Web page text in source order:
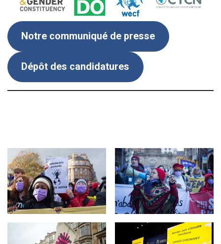
Notre communiqué de presse
Dépôt des candidatures